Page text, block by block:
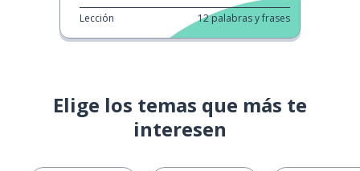
Lección 12palabras y frases
Elige los temas que más te
interesen